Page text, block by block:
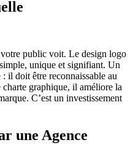
public voit. Le design logo
unique et signifiant. Un
il doit être reconnaissable au
graphique, il améliore la
C’est un investissement
une Agence